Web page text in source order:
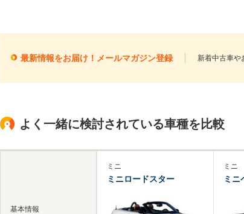
最新情報をお届け！メールマガジン登録 新着中古車や
よく一緒に検討されている車種を比較
基本情報
ミニ
ミニロードスター
ミニ
ミニ